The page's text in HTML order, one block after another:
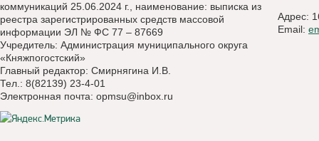
коммуникаций 25.06.2024 г., наименование: выписка из
реестра зарегистрированных средств массовой
информации ЭЛ № ФС 77 – 87669
Учредитель: Администрация муниципального округа
«Княжпогостский»
Главный редактор: Смирнягина И.В.
Тел.: 8(82139) 23-4-01
Электронная почта: opmsu@inbox.ru
Адрес:
Email: